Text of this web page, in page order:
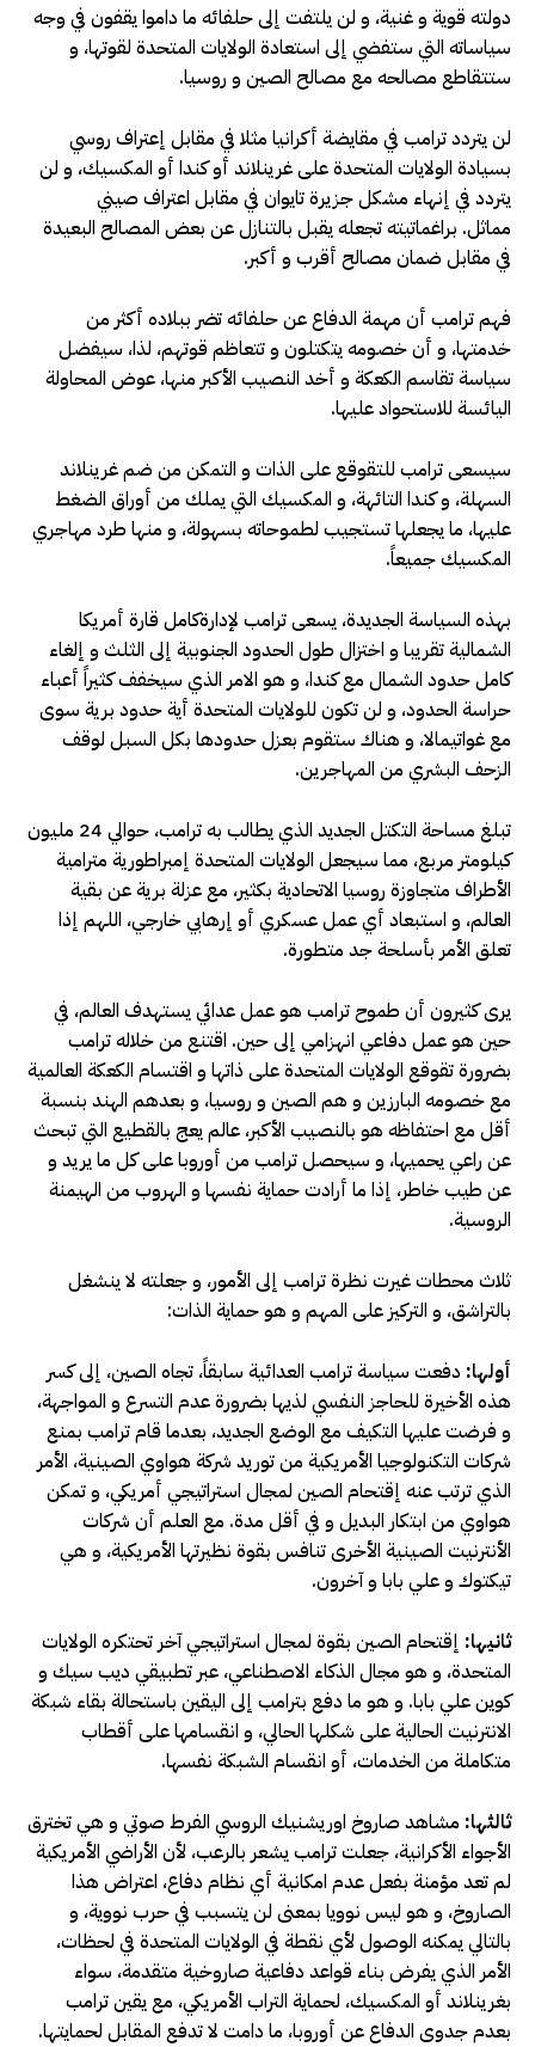
دولته قوية و غنية، و لن يلتفت إلى حلفائه ما داموا يقفون في وجه
سياساته التي ستفضي إلى استعادة الولايات المتحدة لقوتها، و
ستتقاطع مصالحه مع مصالح الصين و روسيا.
لن يتردد ترامب في مقايضة أكرانيا مثلا في مقابل إعتراف روسي
بسيادة الولايات المتحدة على غرينلاند أو كندا أو المكسيك، و لن
يتردد في إنهاء مشكل جزيرة تايوان في مقابل اعتراف صيني
مماثل. براغماتيته تجعله يقبل بالتنازل عن بعض المصالح البعيدة
في مقابل ضمان مصالح أقرب و أكبر.
فهم ترامب أن مهمة الدفاع عن حلفائه تضر ببلاده أكثر من
خدمتها، و أن خصومه يتكتلون و تتعاظم قوتهم، لذا، سيفضل
سياسة تقاسم الكعكة و أخد النصيب الأكبر منها، عوض المحاولة
اليائسة للاستحواد عليها.
سيسعى ترامب للتقوقع على الذات و التمكن من ضم غرينلاند
السهلة، و كندا التائهة، و المكسيك التي يملك من أوراق الضغط
عليها، ما يجعلها تستجيب لطموحاته بسهولة، و منها طرد مهاجري
المكسيك جميعاً.
بهذه السياسة الجديدة، يسعى ترامب لإدارةكامل قارة أمريكا
الشمالية تقريبا و اختزال طول الحدود الجنوبية إلى الثلث و إلغاء
كامل حدود الشمال مع كندا، و هو الامر الذي سيخفف كثيراً أعباء
حراسة الحدود، و لن تكون للولايات المتحدة أية حدود برية سوى
مع غواتيمالا، و هناك ستقوم بعزل حدودها بكل السبل لوقف
الزحف البشري من المهاجرين.
تبلغ مساحة التكتل الجديد الذي يطالب به ترامب، حوالي 24 مليون
كيلومتر مربع، مما سيجعل الولايات المتحدة إمبراطورية مترامية
الأطراف متجاوزة روسيا الاتحادية بكثير، مع عزلة برية عن بقية
العالم، و استبعاد أي عمل عسكري أو إرهابي خارجي، اللهم إذا
تعلق الأمر بأسلحة جد متطورة.
يرى كثيرون أن طموح ترامب هو عمل عدائي يستهدف العالم، في
حين هو عمل دفاعي انهزامي إلى حين. اقتنع من خلاله ترامب
بضرورة تقوقع الولايات المتحدة على ذاتها و اقتسام الكعكة العالمية
مع خصومه البارزين و هم الصين و روسيا، و بعدهم الهند بنسبة
أقل مع احتفاظه هو بالنصيب الأكبر، عالم يعج بالقطيع التي تبحث
عن راعي يحميها، و سيحصل ترامب من أوروبا على كل ما يريد و
عن طيب خاطر، إذا ما أرادت حماية نفسها و الهروب من الهيمنة
الروسية.
ثلاث محطات غيرت نظرة ترامب إلى الأمور، و جعلته لا ينشغل
بالتراشق، و التركيز على المهم و هو حماية الذات:
أولها: دفعت سياسة ترامب العدائية سابقاً، تجاه الصين، إلى كسر
هذه الأخيرة للحاجز النفسي لذيها بضرورة عدم التسرع و المواجهة،
و فرضت عليها التكيف مع الوضع الجديد، بعدما قام ترامب بمنع
شركات التكنولوجيا الأمريكية من توريد شركة هواوي الصينية، الأمر
الذي ترتب عنه إقتحام الصين لمجال استراتيجي أمريكي، و تمكن
هواوي من ابتكار البديل و في أقل مدة. مع العلم أن شركات
الأنترنيت الصينية الأخرى تنافس بقوة نظيرتها الأمريكية، و هي
تيكتوك و علي بابا و آخرون.
ثانيها: إقتحام الصين بقوة لمجال استراتيجي آخر تحتكره الولايات
المتحدة، و هو مجال الذكاء الاصطناعي، عبر تطبيقي ديب سيك و
كوين علي بابا. و هو ما دفع بترامب إلى اليقين باستحالة بقاء شبكة
الانترنيت الحالية على شكلها الحالي، و انقسامها على أقطاب
متكاملة من الخدمات، أو انقسام الشبكة نفسها.
ثالثها: مشاهد صاروخ اوريشنيك الروسي الفرط صوتي و هي تخترق
الأجواء الأكرانية، جعلت ترامب يشعر بالرعب، لأن الأراضي الأمريكية
لم تعد مؤمنة بفعل عدم امكانية أي نظام دفاع، اعتراض هذا
الصاروخ، و هو ليس نوويا بمعنى لن يتسبب في حرب نووية، و
بالتالي يمكنه الوصول لأي نقطة في الولايات المتحدة في لحظات،
الأمر الذي يفرض بناء قواعد دفاعية صاروخية متقدمة، سواء
بغرينلاند أو المكسيك، لحماية التراب الأمريكي، مع يقين ترامب
بعدم جدوى الدفاع عن أوروبا، ما دامت لا تدفع المقابل لحمايتها.